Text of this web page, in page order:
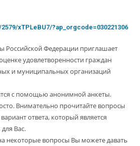
xTPLeBU7/?ap_orgcode=030221306
Российской Федерации приглашает
удовлетворенности граждан
и муниципальных организаций
с помощью анонимной анкеты.
Внимательно прочитайте вопросы
ответа, который является
Вас.
некоторые вопросы Вы можете давать